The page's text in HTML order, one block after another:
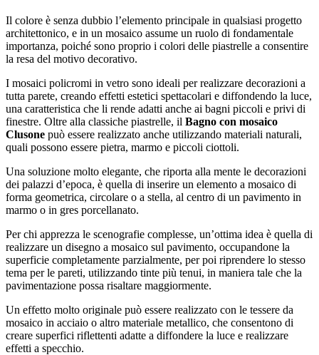
Il colore è senza dubbio l’elemento principale in qualsiasi progetto
architettonico, e in un mosaico assume un ruolo di fondamentale
importanza, poiché sono proprio i colori delle piastrelle a consentire
la resa del motivo decorativo.
I mosaici policromi in vetro sono ideali per realizzare decorazioni a
tutta parete, creando effetti estetici spettacolari e diffondendo la luce,
una caratteristica che li rende adatti anche ai bagni piccoli e privi di
finestre. Oltre alla classiche piastrelle, il Bagno con mosaico
Clusone può essere realizzato anche utilizzando materiali naturali,
quali possono essere pietra, marmo e piccoli ciottoli.
Una soluzione molto elegante, che riporta alla mente le decorazioni
dei palazzi d’epoca, è quella di inserire un elemento a mosaico di
forma geometrica, circolare o a stella, al centro di un pavimento in
marmo o in gres porcellanato.
Per chi apprezza le scenografie complesse, un’ottima idea è quella di
realizzare un disegno a mosaico sul pavimento, occupandone la
superficie completamente parzialmente, per poi riprendere lo stesso
tema per le pareti, utilizzando tinte più tenui, in maniera tale che la
pavimentazione possa risaltare maggiormente.
Un effetto molto originale può essere realizzato con le tessere da
mosaico in acciaio o altro materiale metallico, che consentono di
creare superfici riflettenti adatte a diffondere la luce e realizzare
effetti a specchio.